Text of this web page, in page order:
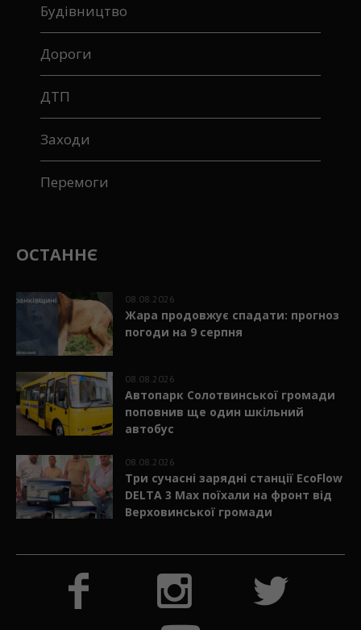
Будівництво
Дороги
ДТП
Заходи
Перемоги
ОСТАННЄ
08.08.2026
Жара продовжує спадати: прогноз
погоди на 9 серпня
08.08.2026
Автопарк Солотвинської громади
поповнив ще один шкільний
автобус
08.08.2026
Три сучасні зарядні станції EcoFlow
DELTA 3 Max поїхали на фронт від
Верховинської громади